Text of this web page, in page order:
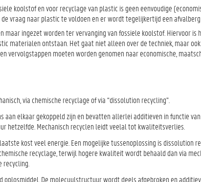
koolstof en voor recyclage van plastic is geen eenvoudige
vraag naar plastic te voldoen en er wordt tegelijkertijd een afvalberg
ingezet worden ter vervanging van fossiele koolstof. Hiervoor is
materialen ontstaan. Het gaat niet alleen over de techniek, maar
vervolgstappen moeten worden genomen naar economische,
via chemische recyclage of via “dissolution recycling”.
elkaar gekoppeld zijn en bevatten allerlei additieven in functie
hetzelfde. Mechanisch recyclen leidt veelal tot kwaliteitsverlies.
kost veel energie. Een mogelijke tussenoplossing is dissolution
recyclage, terwijl hogere kwaliteit wordt behaald dan via
De molecuulstructuur wordt deels afgebroken en